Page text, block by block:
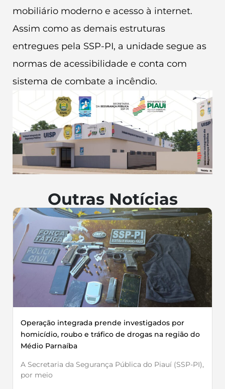
mobiliário moderno e acesso à internet.
Assim como as demais estruturas
entregues pela SSP-PI, a unidade segue as
normas de acessibilidade e conta com
sistema de combate a incêndio.
Outras Notícias
Operação integrada prende investigados por
homicídio, roubo e tráfico de drogas na região do
Médio Parnaíba
A Secretaria da Segurança Pública do Piauí (SSP-PI),
por meio